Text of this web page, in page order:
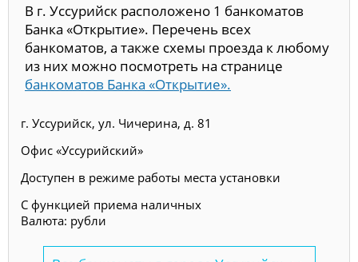
В г. Уссурийск расположено 1 банкоматов
Банка «Открытие». Перечень всех
банкоматов, а также схемы проезда к любому
из них можно посмотреть на странице
банкоматов Банка «Открытие».
г. Уссурийск, ул. Чичерина, д. 81
Офис «Уссурийский»
Доступен в режиме работы места установки
С функцией приема наличных
Валюта: рубли